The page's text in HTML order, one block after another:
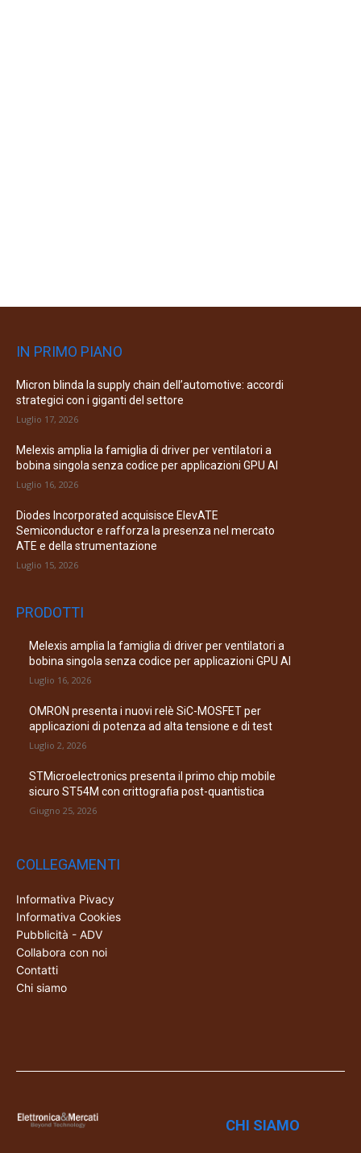
IN PRIMO PIANO
Micron blinda la supply chain dell’automotive: accordi
strategici con i giganti del settore
Luglio 17, 2026
Melexis amplia la famiglia di driver per ventilatori a
bobina singola senza codice per applicazioni GPU AI
Luglio 16, 2026
Diodes Incorporated acquisisce ElevATE
Semiconductor e rafforza la presenza nel mercato
ATE e della strumentazione
Luglio 15, 2026
PRODOTTI
Melexis amplia la famiglia di driver per ventilatori a
bobina singola senza codice per applicazioni GPU AI
Luglio 16, 2026
OMRON presenta i nuovi relè SiC-MOSFET per
applicazioni di potenza ad alta tensione e di test
Luglio 2, 2026
STMicroelectronics presenta il primo chip mobile
sicuro ST54M con crittografia post-quantistica
Giugno 25, 2026
COLLEGAMENTI
Informativa Pivacy
Informativa Cookies
Pubblicità - ADV
Collabora con noi
Contatti
Chi siamo
CHI SIAMO